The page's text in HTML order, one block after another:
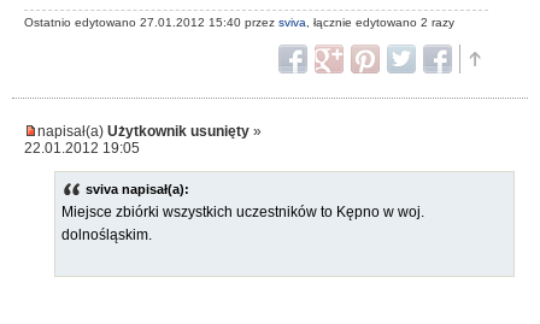
Ostatnio edytowano 27.01.2012 15:40 przez sviva , łącznie edytowano 2 razy
napisał(a) Użytkownik usunięty »
22.01.2012 19:05
sviva napisał(a):
Miejsce zbiórki wszystkich uczestników to Kępno w woj.
dolnośląskim.